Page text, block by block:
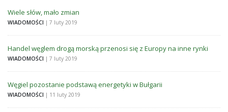
Wiele słów, mało zmian
WIADOMOŚCI | 7 luty 2019
Handel węglem drogą morską przenosi się z Europy na inne rynki
WIADOMOŚCI | 7 luty 2019
Węgiel pozostanie podstawą energetyki w Bułgarii
WIADOMOŚCI | 11 luty 2019